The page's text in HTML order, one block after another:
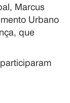
Marcus
Urbano
que